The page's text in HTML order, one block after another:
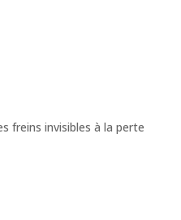
freins invisibles à la perte